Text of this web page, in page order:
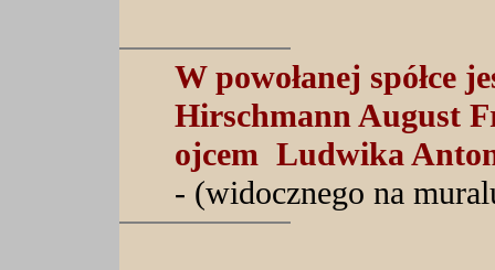
W powołanej spółce
Hirschmann August
ojcem Ludwika
- (widocznego na